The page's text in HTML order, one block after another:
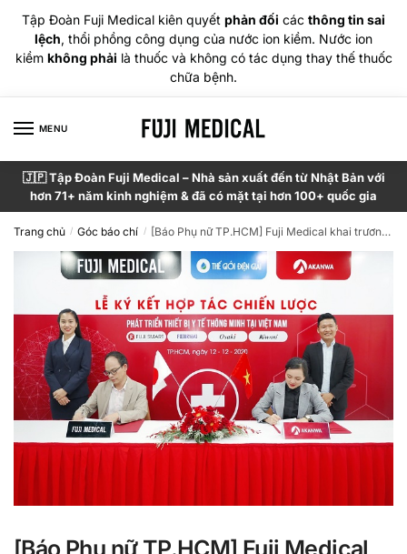
Tập Đoàn Fuji Medical kiên quyết phản đối các thông tin sai
lệch, thổi phồng công dụng của nước ion kiềm. Nước ion
kiềm không phải là thuốc và không có tác dụng thay thế thuốc
chữa bệnh.
MENU
🇯🇵 Tập Đoàn Fuji Medical – Nhà sản xuất đến từ Nhật Bản với
hơn 71+ năm kinh nghiệm & đã có mặt tại hơn 100+ quốc gia
Trang chủ / Góc báo chí / [Báo Phụ nữ TP.HCM] Fuji Medical khai trương văn phòng mới và ký kết hợp tác chiến lược tại Việt Nam
[Báo Phụ nữ TP.HCM] Fuji Medical